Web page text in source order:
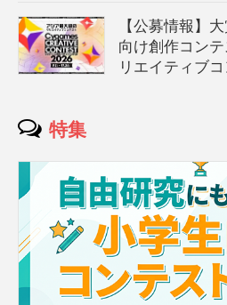
【公募情報】
向け創作コン
リエイティブ
特集